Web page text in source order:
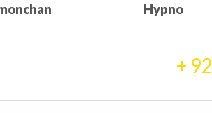
Hypno
+ 92